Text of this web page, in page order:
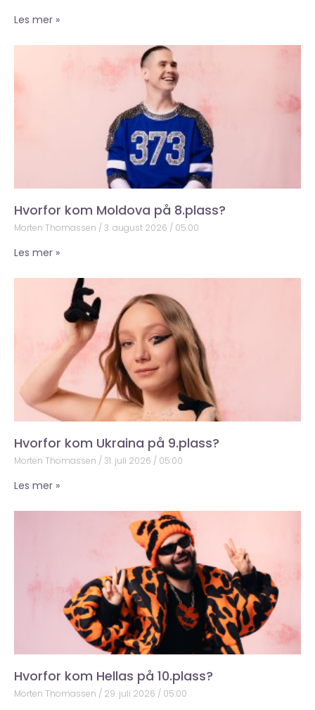
Les mer »
Hvorfor kom Moldova på 8.plass?
Morten Thomassen 3. august 2026 05:00
Les mer »
Hvorfor kom Ukraina på 9.plass?
Morten Thomassen 31. juli 2026 05:00
Les mer »
Hvorfor kom Hellas på 10.plass?
Morten Thomassen 29. juli 2026 05:00